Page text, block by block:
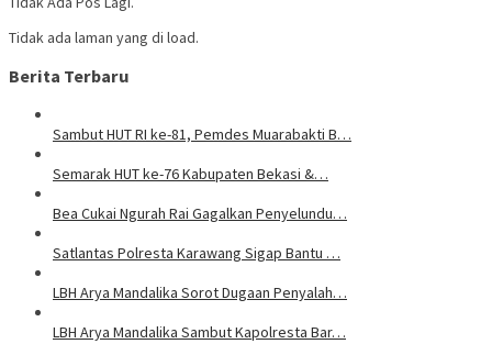
Tidak ada laman yang di load.
Berita Terbaru
Sambut HUT RI ke-81, Pemdes Muarabakti B…
Semarak HUT ke-76 Kabupaten Bekasi &…
Bea Cukai Ngurah Rai Gagalkan Penyelundu…
Satlantas Polresta Karawang Sigap Bantu …
LBH Arya Mandalika Sorot Dugaan Penyalah…
LBH Arya Mandalika Sambut Kapolresta Bar…